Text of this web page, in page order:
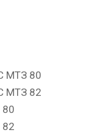
МТЗ 80
МТЗ 82
80
82